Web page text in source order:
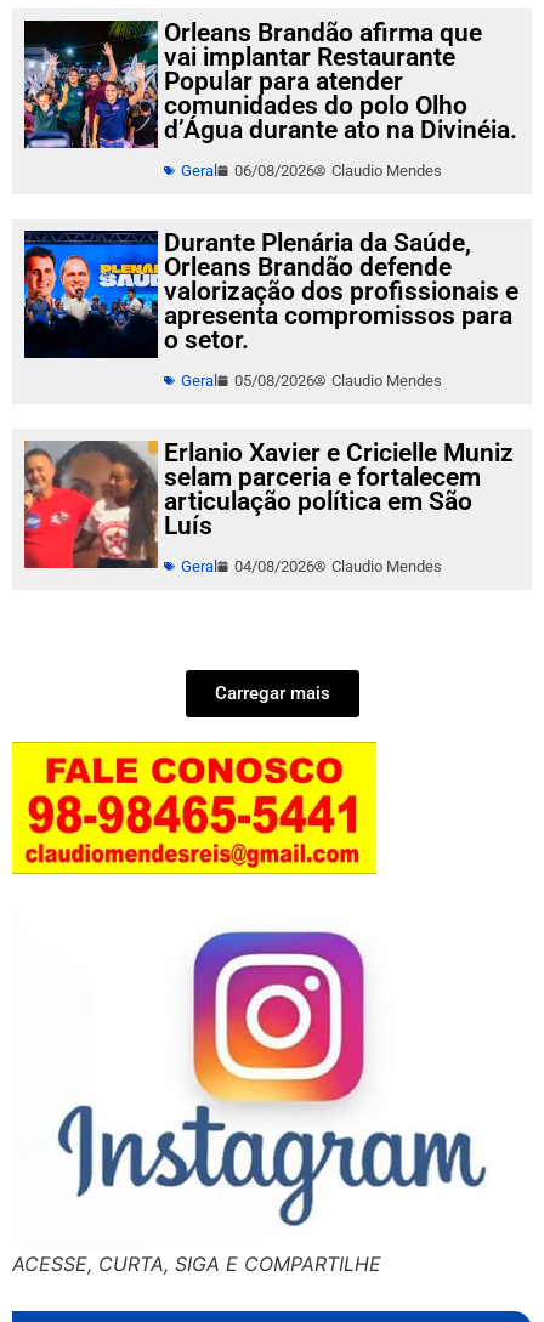
Orleans Brandão afirma que
vai implantar Restaurante
Popular para atender
comunidades do polo Olho
d’Água durante ato na Divinéia.
Geral 06/08/2026 Claudio Mendes
Durante Plenária da Saúde,
Orleans Brandão defende
valorização dos profissionais e
apresenta compromissos para
o setor.
Geral 05/08/2026 Claudio Mendes
Erlanio Xavier e Cricielle Muniz
selam parceria e fortalecem
articulação política em São
Luís
Geral 04/08/2026 Claudio Mendes
Carregar mais
ACESSE, CURTA, SIGA E COMPARTILHE